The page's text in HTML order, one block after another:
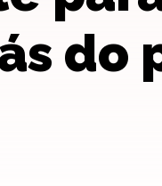
do